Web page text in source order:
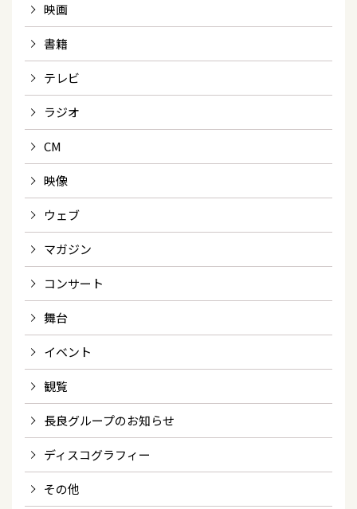
映画
書籍
テレビ
ラジオ
CM
映像
ウェブ
マガジン
コンサート
舞台
イベント
観覧
長良グループのお知らせ
ディスコグラフィー
その他